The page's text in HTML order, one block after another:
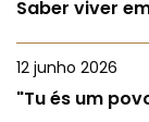
Saber viver
12 junho 2026
"Tu és um